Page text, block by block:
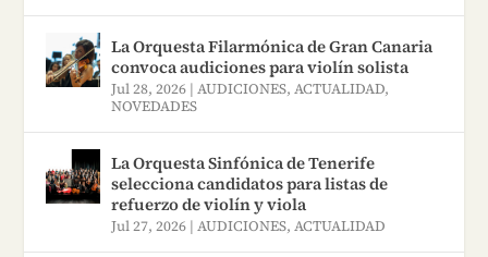
La Orquesta Filarmónica de Gran Canaria
convoca audiciones para violín solista
Jul 28, 2026 |AUDICIONES,ACTUALIDAD,
NOVEDADES
La Orquesta Sinfónica de Tenerife
selecciona candidatos para listas de
refuerzo de violín y viola
Jul 27, 2026 |AUDICIONES,ACTUALIDAD